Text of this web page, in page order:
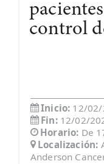
control
Inicio: 12/02/
Fin: 12/02/
Horario: De
Localización:
Anderson